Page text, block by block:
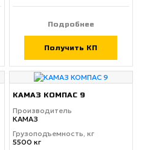
Подробнее
Получить КП
КАМАЗ КОМПАС 9
Производитель
КАМАЗ
Грузоподъемность, кг
5500 кг